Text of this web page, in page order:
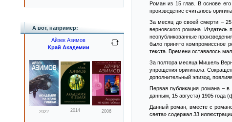
Роман из 15 глав. В основе его
произведение считалось
За месяц до своей смерти – 25
верновского романа.
неопубликованные
было принято компромиссное
текста. Времени оставалось
За полтора месяца Мишель
упрощения оригинала.
дополнительный эпизод,
Первая публикация романа – в
данным, 15 августа) 1905 года
Данный роман, вместе с
света» содержал 33
А вот, например:
Айзек Азимов
Край Академии
2022 2014 2006